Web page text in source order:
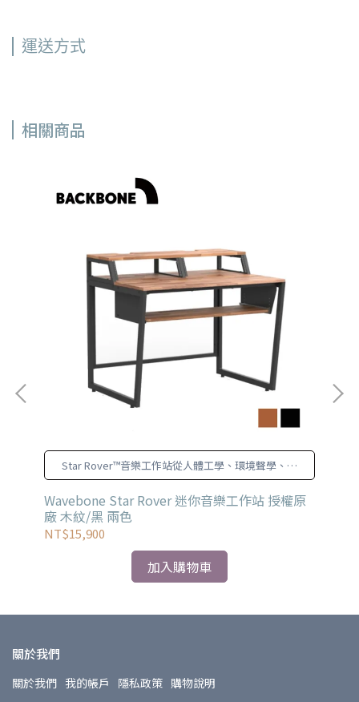
運送方式
相關商品
Star Rover™音樂工作站從人體工學、環境聲學、錄
音工程切入
Wavebone Star Rover 迷你音樂工作站 授權原
廠 木紋/黑 兩色
NT$15,900
加入購物車
關於我們
關於我們 我的帳戶 隱私政策 購物說明